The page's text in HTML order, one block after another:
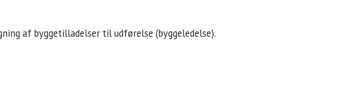
af byggetilladelser til udførelse (byggeledelse).